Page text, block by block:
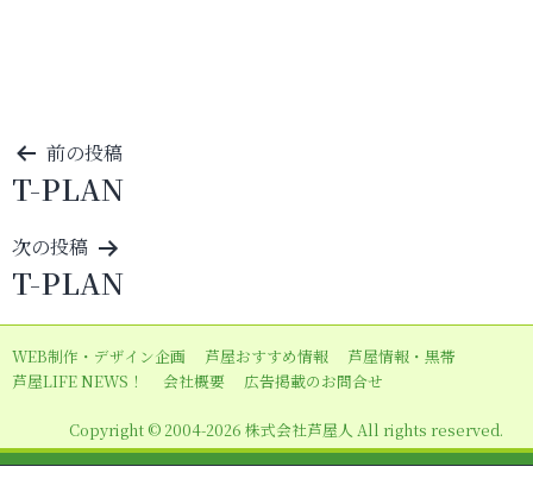
投
稿
ナ
ビ
ゲ
ー
シ
ン
前の投稿
T-PLAN
次の投稿
T-PLAN
WEB制作・デザイン企画 芦屋おすすめ情報
芦屋情報・黒帯
芦屋LIFE NEWS！
会社概要 広告掲載のお問合せ
Copyright © 2004-2026 株式会社芦屋人 All rights reserved.